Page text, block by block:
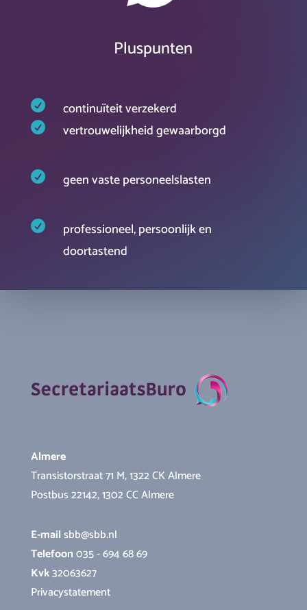
Pluspunten
 continuïteit verzekerd
 vertrouwelijkheid gewaarborgd
 geen vaste personeelslasten

professioneel, persoonlijk en
doortastend
Almere
Transistorstraat 71 M, 1322 CK Almere
Postbus 22142, 1302 CC Almere
E-mailsbb@sbb.nl
Telefoon035 - 694 68 69
Kvk32063627
Privacystatement